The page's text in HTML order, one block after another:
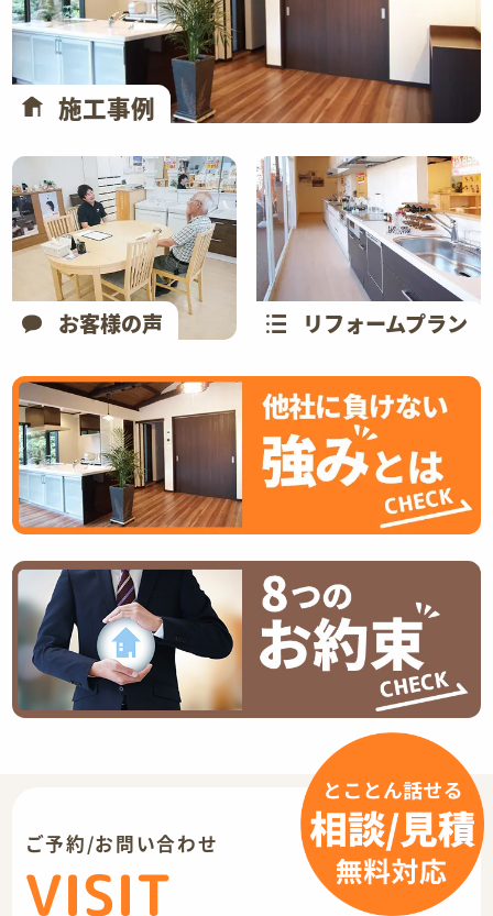
施工事例
お客様の声 リフォームプラン
ご予約/お問い合わせ
VISIT